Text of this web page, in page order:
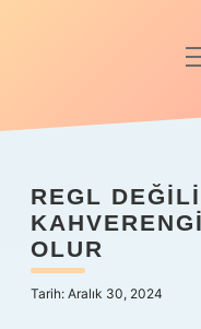
Anasayfa
Yasal Uyarı
Hakkımızda
REGL
OLUR
Tarih: Aralık 30, 2024